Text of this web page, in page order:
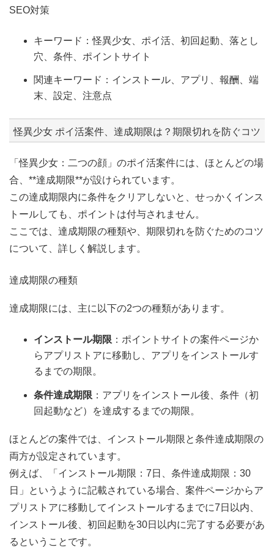
SEO対策
キーワード：怪異少女、ポイ活、初回起動、落とし
穴、条件、ポイントサイト
関連キーワード：インストール、アプリ、報酬、端
末、設定、注意点
怪異少女 ポイ活案件、達成期限は？期限切れを防ぐコツ
「怪異少女：二つの顔」のポイ活案件には、ほとんどの場
合、**達成期限**が設けられています。
この達成期限内に条件をクリアしないと、せっかくインス
トールしても、ポイントは付与されません。
ここでは、達成期限の種類や、期限切れを防ぐためのコツ
について、詳しく解説します。
達成期限の種類
達成期限には、主に以下の2つの種類があります。
インストール期限 ：ポイントサイトの案件ページか
らアプリストアに移動し、アプリをインストールす
るまでの期限。
条件達成期限 ：アプリをインストール後、条件（初
回起動など）を達成するまでの期限。
ほとんどの案件では、インストール期限と条件達成期限の
両方が設定されています。
例えば、「インストール期限：7日、条件達成期限：30
日」というように記載されている場合、案件ページからア
プリストアに移動してインストールするまでに7日以内、
インストール後、初回起動を30日以内に完了する必要があ
るということです。